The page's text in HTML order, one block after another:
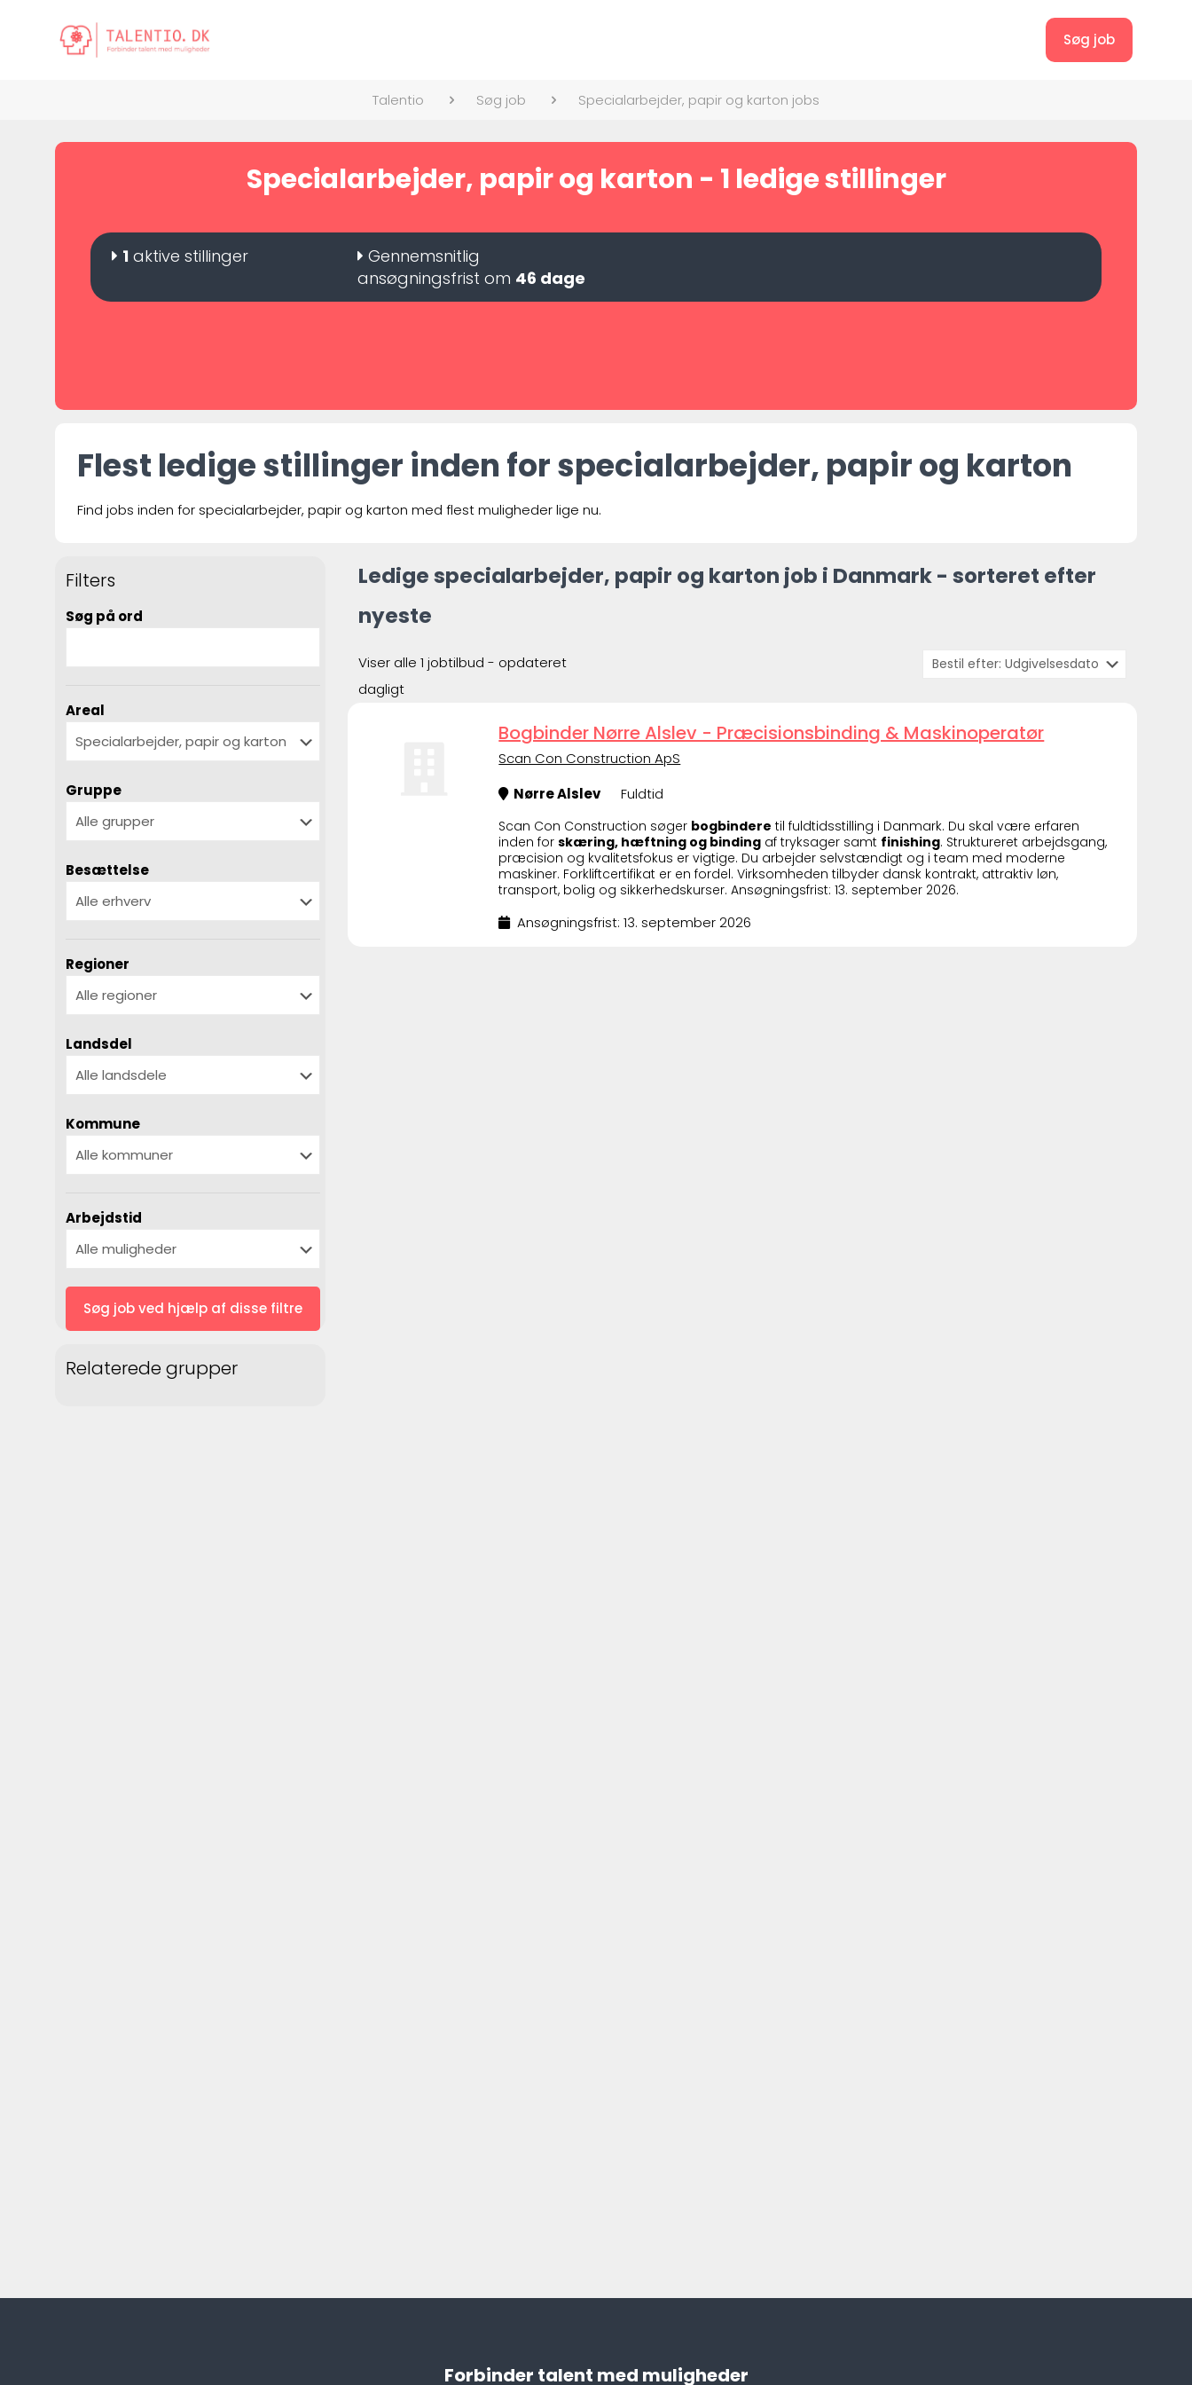
Søg job
Talentio Søg job Specialarbejder, papir og karton jobs
Specialarbejder, papir og karton - 1 ledige stillinger
1 aktive stillinger
Gennemsnitlig
ansøgningsfrist om 46 dage
Flest ledige stillinger inden for specialarbejder, papir og karton
Find jobs inden for specialarbejder, papir og karton med flest muligheder lige nu.
Filters
Søg på ord
Areal
Gruppe
Besættelse
Regioner
Landsdel
Kommune
Arbejdstid
Relaterede grupper
Ledige specialarbejder, papir og karton job i Danmark - sorteret efter
nyeste
Viser alle 1 jobtilbud - opdateret
dagligt
Bogbinder Nørre Alslev - Præcisionsbinding & Maskinoperatør
Scan Con Construction ApS
Nørre Alslev
Fuldtid
Scan Con Construction søger bogbindere til fuldtidsstilling i Danmark. Du skal være erfaren
inden forskæring, hæftning og binding af tryksager samt finishing. Struktureret arbejdsgang,
præcision og kvalitetsfokus er vigtige. Du arbejder selvstændigt og i team med moderne
maskiner. Forkliftcertifikat er en fordel. Virksomheden tilbyder dansk kontrakt, attraktiv løn,
transport, bolig og sikkerhedskurser. Ansøgningsfrist: 13. september 2026.
Ansøgningsfrist: 13. september 2026
Forbinder talent med muligheder